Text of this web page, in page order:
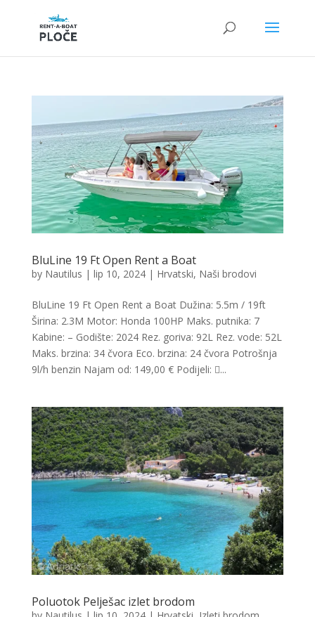
BluLine 19 Ft Open Rent a Boat
by Nautilus | lip 10, 2024| Hrvatski, Naši brodovi
BluLine 19 Ft Open Rent a Boat Dužina: 5.5m / 19ft
Širina: 2.3M Motor: Honda 100HP Maks. putnika: 7
Kabine: – Godište: 2024 Rez. goriva: 92L Rez. vode: 52L
Maks. brzina: 34 čvora Eco. brzina: 24 čvora Potrošnja
9l/h benzin Najam od: 149,00 € Podijeli: ...
Poluotok Pelješac izlet brodom